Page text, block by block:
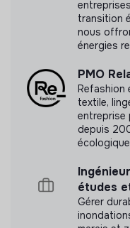
transition
nous
énergies
PMO
Refashion
textile,
entreprise
depuis
études
Gérer